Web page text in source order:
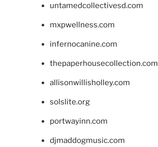
untamedcollectivesd.com
mxpwellness.com
infernocanine.com
thepaperhousecollection.com
allisonwillisholley.com
solslite.org
portwayinn.com
djmaddogmusic.com